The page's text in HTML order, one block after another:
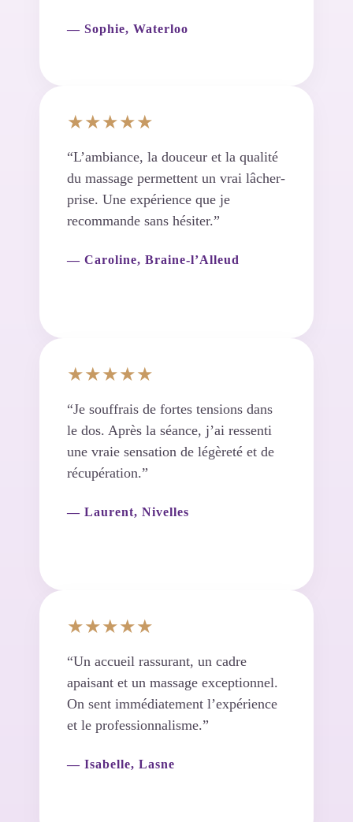
— Sophie, Waterloo
★★★★★
“L’ambiance, la douceur et la qualité
du massage permettent un vrai lâcher-
prise. Une expérience que je
recommande sans hésiter.”
— Caroline, Braine-l’Alleud
★★★★★
“Je souffrais de fortes tensions dans
le dos. Après la séance, j’ai ressenti
une vraie sensation de légèreté et de
récupération.”
— Laurent, Nivelles
★★★★★
“Un accueil rassurant, un cadre
apaisant et un massage exceptionnel.
On sent immédiatement l’expérience
et le professionnalisme.”
— Isabelle, Lasne